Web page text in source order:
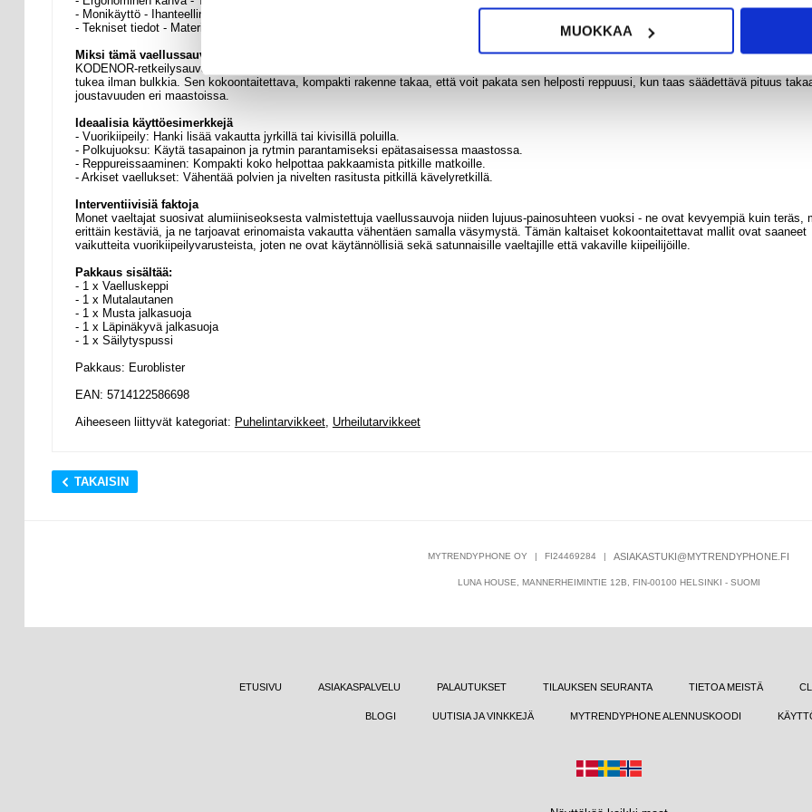
MUOKKAA
- Monikäyttö - Ihanteellinen vaellukselle, retkeilyyn, polkujuoksuun tai vuorikiipeilyyn.
- Tekniset tiedot - Materiaali: Materiaali: Alumiiniseos | Paino: 180g | Laajennettava pituus: 120cm | Taitettu pituus: 37cm.
Miksi tämä vaellussauva on täydellinen
KODENOR-retkeilysauvassa yhdistyvät kevyt kannettavuus ja kestävyys, joten se sopii täydellisesti seikkailijoille, jotka tarvitsevat
tukea ilman bulkkia. Sen kokoontaitettava, kompakti rakenne takaa, että voit pakata sen helposti reppuusi, kun taas säädettävä pituus
joustavuuden eri maastoissa.
Ideaalisia käyttöesimerkkejä
- Vuorikiipeily: Hanki lisää vakautta jyrkillä tai kivisillä poluilla.
- Polkujuoksu: Käytä tasapainon ja rytmin parantamiseksi epätasaisessa maastossa.
- Reppureissaaminen: Kompakti koko helpottaa pakkaamista pitkille matkoille.
- Arkiset vaellukset: Vähentää polvien ja nivelten rasitusta pitkillä kävelyretkillä.
Interventiivisiä faktoja
Monet vaeltajat suosivat alumiiniseoksesta valmistettuja vaellussauvoja niiden lujuus-painosuhteen vuoksi - ne ovat kevyempiä kuin teräs,
erittäin kestäviä, ja ne tarjoavat erinomaista vakautta vähentäen samalla väsymystä. Tämän kaltaiset kokoontaitettavat mallit ovat saaneet
vaikutteita vuorikiipeilyvarusteista, joten ne ovat käytännöllisiä sekä satunnaisille vaeltajille että vakaville kiipeilijöille.
Pakkaus sisältää:
- 1 x Vaelluskeppi
- 1 x Mutalautanen
- 1 x Musta jalkasuoja
- 1 x Läpinäkyvä jalkasuoja
- 1 x Säilytyspussi
Pakkaus: Euroblister
EAN: 5714122586698
Aiheeseen liittyvät kategoriat: Puhelintarvikkeet, Urheilutarvikkeet
TAKAISIN
MYTRENDYPHONE OY | FI24469284 | ASIAKASTUKI@MYTRENDYPHONE.FI
LUNA HOUSE, MANNERHEIMINTIE 12B, FIN-00100 HELSINKI - SUOMI
ETUSIVU ASIAKASPALVELU PALAUTUKSET TILAUKSEN SEURANTA TIETOA MEISTÄ
BLOGI UUTISIA JA VINKKEJÄ MYTRENDYPHONE ALENNUSKOODI